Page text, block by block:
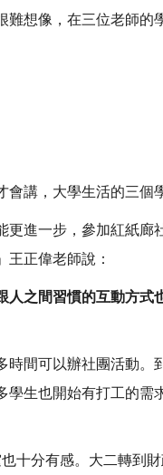
想像，在三位老師
講，大學生活的三個
進一步，參加紅紙
正偉老師說：
之間習慣的互動方
間可以辦社團活動
生也開始有打工的
十分有感。大二轉到